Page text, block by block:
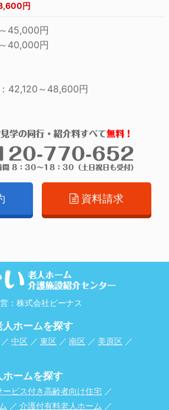
円
45,000円
40,000円
42,120～48,600円
資料請求
：株式会社ビーナス
ホームを探す
／ 中区 ／ 東区 ／ 南区 ／ 美原区 ／
ームを探す
ービス付き高齢者向け住宅 ／
／ 介護付有料老人ホーム ／